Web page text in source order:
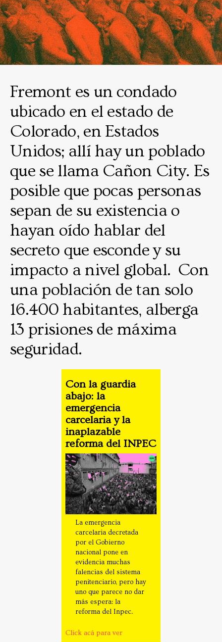
Fremont es un condado
ubicado en el estado de
Colorado, en Estados
Unidos; allí hay un poblado
que se llama Cañon City. Es
posible que pocas personas
sepan de su existencia o
hayan oído hablar del
secreto que esconde y su
impacto a nivel global. Con
una población de tan solo
16.400 habitantes, alberga
13 prisiones de máxima
seguridad.
Con la guardia
abajo: la
emergencia
carcelaria y la
inaplazable
reforma del INPEC
La emergencia
carcelaria decretada
por el Gobierno
nacional pone en
evidencia muchas
falencias del sistema
penitenciario, pero hay
uno que parece no dar
más espera: la
reforma del Inpec.
Click acá para ver